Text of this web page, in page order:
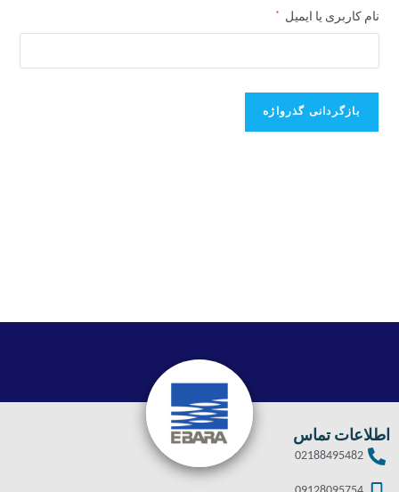
نام کاربری یا ایمیل *
بازگردانی گذرواژه
اطلاعات تماس
02188495482